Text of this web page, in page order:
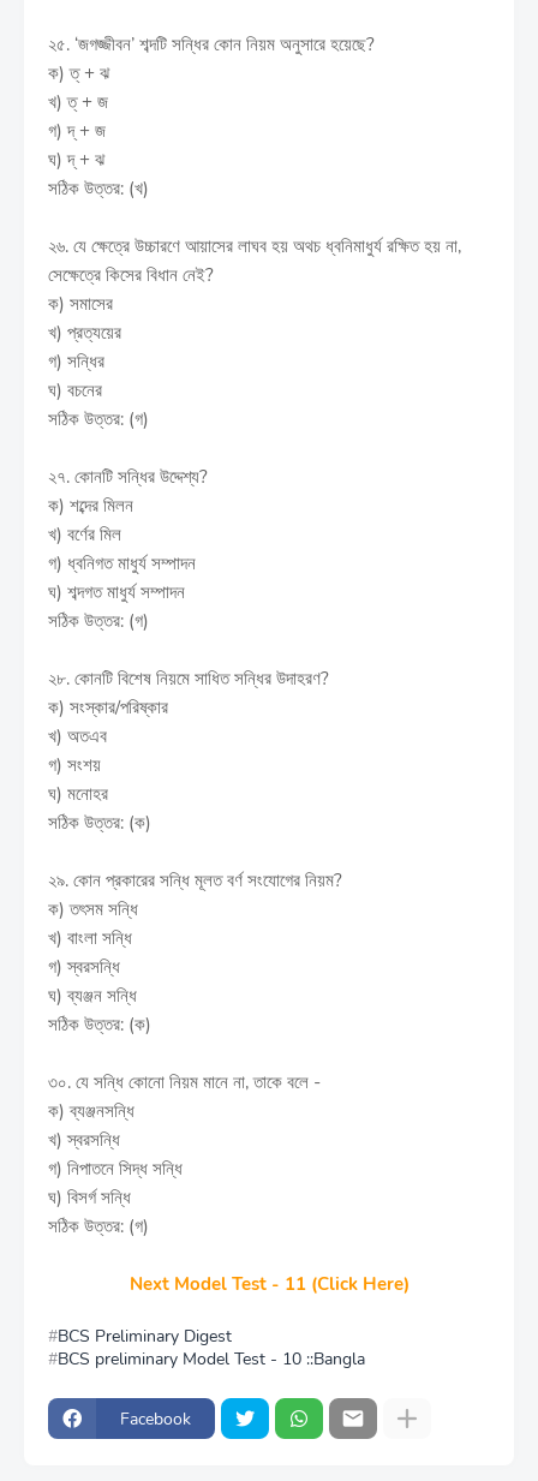
২৫. ‘জগজ্জীবন’ শব্দটি সন্ধির কোন নিয়ম অনুসারে হয়েছে?
ক) ত্ + ঝ
খ) ত্ + জ
গ) দ্ + জ
ঘ) দ্ + ঝ
সঠিক উত্তর: (খ)
২৬. যে ক্ষেত্রে উচ্চারণে আয়াসের লাঘব হয় অথচ ধ্বনিমাধুর্য রক্ষিত হয় না,
সেক্ষেত্রে কিসের বিধান নেই?
ক) সমাসের
খ) প্রত্যয়ের
গ) সন্ধির
ঘ) বচনের
সঠিক উত্তর: (গ)
২৭. কোনটি সন্ধির উদ্দেশ্য?
ক) শব্দের মিলন
খ) বর্ণের মিল
গ) ধ্বনিগত মাধুর্য সম্পাদন
ঘ) শব্দগত মাধুর্য সম্পাদন
সঠিক উত্তর: (গ)
২৮. কোনটি বিশেষ নিয়মে সাধিত সন্ধির উদাহরণ?
ক) সংস্কার/পরিষ্কার
খ) অতএব
গ) সংশয়
ঘ) মনোহর
সঠিক উত্তর: (ক)
২৯. কোন প্রকারের সন্ধি মূলত বর্ণ সংযোগের নিয়ম?
ক) তৎসম সন্ধি
খ) বাংলা সন্ধি
গ) স্বরসন্ধি
ঘ) ব্যঞ্জন সন্ধি
সঠিক উত্তর: (ক)
৩০. যে সন্ধি কোনো নিয়ম মানে না, তাকে বলে -
ক) ব্যঞ্জনসন্ধি
খ) স্বরসন্ধি
গ) নিপাতনে সিদ্ধ সন্ধি
ঘ) বিসর্গ সন্ধি
সঠিক উত্তর: (গ)
Next Model Test - 11 (Click Here)
BCS Preliminary Digest
BCS preliminary Model Test - 10 ::Bangla
Facebook